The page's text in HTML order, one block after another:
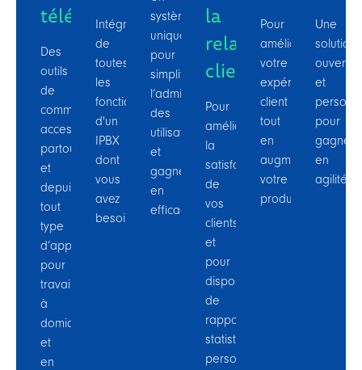
télétravail
Des
outils
de
communication
accessibles
partout
et
depuis
tout
type
d’appareil,
pour
travailler
à
domicile
et
en
Intégration
de
toutes
les
fonctionnalités
d'un
IPBX
dont
vous
avez
besoin.​
système
unique
pour
simplifier
l’administration
des
utilisateurs
et
gagner
en
efficacité.​
la
relation
client
Pour
améliorer
la
satisfaction
de
vos
clients
et
pour
disposer
de
rapports
statistiques
personnalisés
Pour
améliorer
votre
expérience
client
tout
en
augmentant
votre
productivité.
Une
solution
ouverte
et
pour
gagner
en
agilité.